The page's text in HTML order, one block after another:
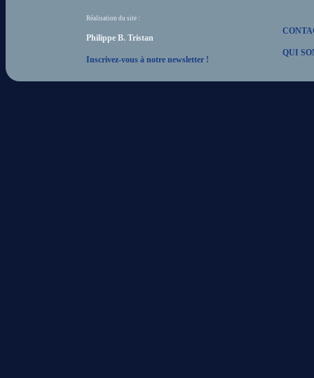
Réalisation du site :
Philippe B. Tristan
Inscrivez-vous à notre newsletter !
QUI